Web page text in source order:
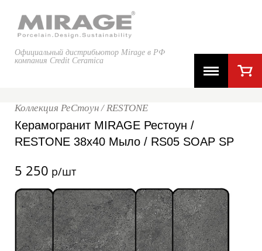
Официальный дистрибьютор Mirage в РФ
компания Credit Ceramica
Коллекция РеСтоун / RESTONE
Керамогранит MIRAGE Рестоун /
RESTONE 38x40 Мыло / RS05 SOAP SP
5 250 р/шт